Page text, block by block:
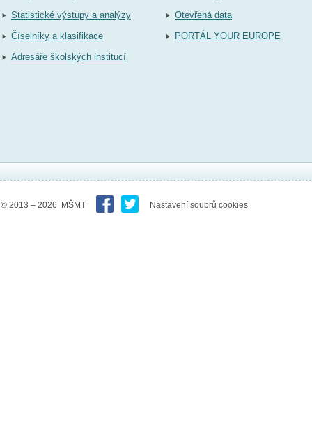
Statistické výstupy a analýzy
Číselníky a klasifikace
Adresáře školských institucí
Otevřená data
PORTÁL YOUR EUROPE
© 2013 – 2026 MŠMT Nastavení soubrů cookies